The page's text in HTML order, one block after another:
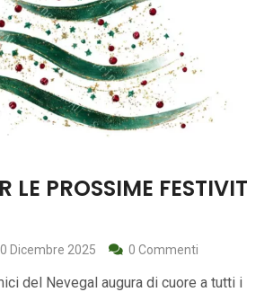
LE PROSSIME FESTIVIT
Dicembre 2025 0 Commenti
del Nevegal augura di cuore a tutti i